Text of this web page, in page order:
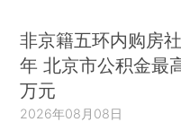
非京籍五环内购房
年 北京市公积金最
万元
2026年08月08日